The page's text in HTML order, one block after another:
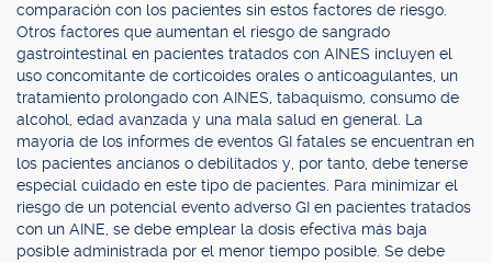
comparación con los pacientes sin estos factores de riesgo.
Otros factores que aumentan el riesgo de sangrado
gastrointestinal en pacientes tratados con AINES incluyen el
uso concomitante de corticoides orales o anticoagulantes, un
tratamiento prolongado con AINES, tabaquismo, consumo de
alcohol, edad avanzada y una mala salud en general. La
mayoría de los informes de eventos GI fatales se encuentran en
los pacientes ancianos o debilitados y, por tanto, debe tenerse
especial cuidado en este tipo de pacientes. Para minimizar el
riesgo de un potencial evento adverso GI en pacientes tratados
con un AINE, se debe emplear la dosis efectiva más baja
posible administrada por el menor tiempo posible. Se debe